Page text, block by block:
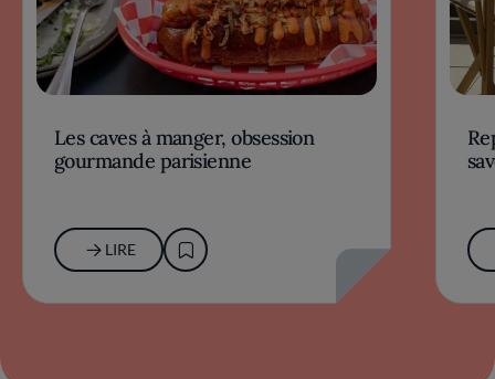
Les caves à manger, obsession
gourmande parisienne
LIRE